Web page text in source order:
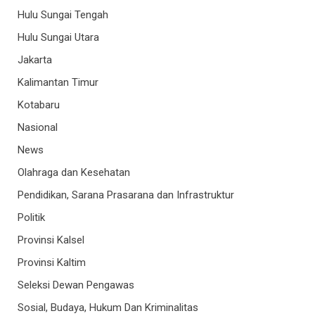
Hulu Sungai Tengah
Hulu Sungai Utara
Jakarta
Kalimantan Timur
Kotabaru
Nasional
News
Olahraga dan Kesehatan
Pendidikan, Sarana Prasarana dan Infrastruktur
Politik
Provinsi Kalsel
Provinsi Kaltim
Seleksi Dewan Pengawas
Sosial, Budaya, Hukum Dan Kriminalitas